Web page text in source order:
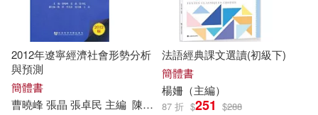
藍山（主編）(89) 馬翠蘿(89)
姜正成（主編）(88)
李志剛（主編）(88) 烽仙(88)
中國農業大學出版社(1097)
冶金工業出版社(1090)
2012年遼寧經濟社會形勢分析
與預測
簡體書
曹曉峰 張晶 張卓民 主編 陳萍 李天舒 張天維 王磊 副
法語經典課文選讀(初級下)
簡體書
楊姍（主編）
87 折 $251 $288